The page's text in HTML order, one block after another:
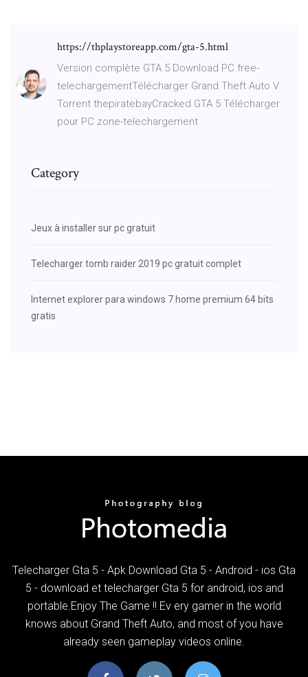
https://thplaystoreapp.com/gta-5.html
Version complète GTA 5 Download PC free-
telechargementTélécharger Grand Theft Auto V
Torrent thepiratebayCracked GTA 5 Télécharger
pour PC zone-telechargement
Category
Jeux à installer sur pc gratuit
Telecharger tomb raider 2019 pc gratuit complet
Internet explorer para windows 7 home premium 64 bits
gratis
Telecharger Gta 5 - Apk Download Gta 5 - Android - ios Gta
5 - download et telecharger Gta 5 for android, ios and
portable.Enjoy The Game !! Ev ery gamer in the world
knows about Grand Theft Auto, and most of you have
already seen gameplay videos online.